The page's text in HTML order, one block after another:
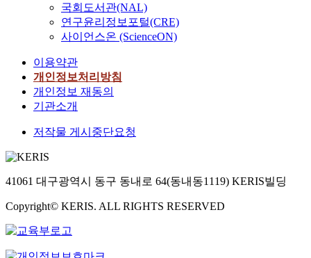
국회도서관(NAL)
연구윤리정보포털(CRE)
사이언스온 (ScienceON)
이용약관
개인정보처리방침
개인정보 재동의
기관소개
저작물 게시중단요청
41061 대구광역시 동구 동내로 64(동내동1119) KERIS빌딩
Copyright© KERIS. ALL RIGHTS RESERVED